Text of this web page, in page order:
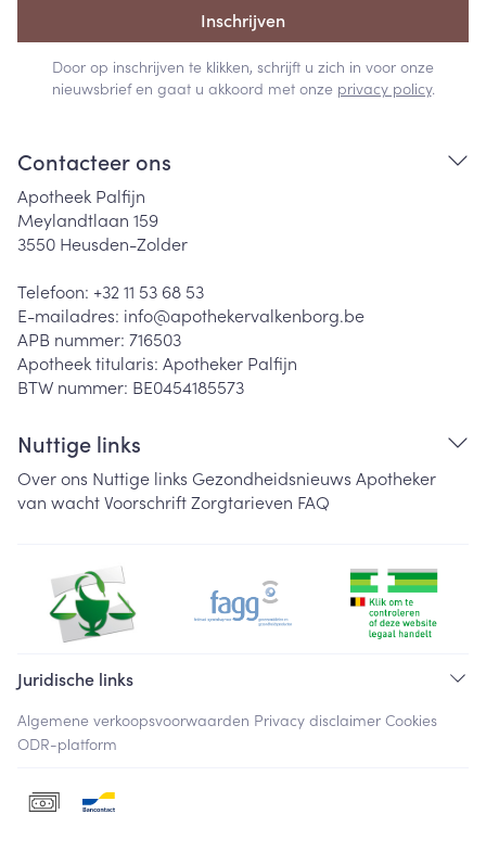
Inschrijven
Door op inschrijven te klikken, schrijft u zich in voor onze
nieuwsbrief en gaat u akkoord met onze privacy policy.
Contacteer ons
Apotheek Palfijn
Meylandtlaan 159
3550 Heusden-Zolder
Telefoon: +32 11 53 68 53
E-mailadres: info@apothekervalkenborg.be
APB nummer: 716503
Apotheek titularis: Apotheker Palfijn
BTW nummer: BE0454185573
Nuttige links
Over ons Nuttige links Gezondheidsnieuws Apotheker
van wachtVoorschriftZorgtarieven FAQ
Juridische links
Algemene verkoopsvoorwaarden Privacy disclaimer Cookies
ODR-platform